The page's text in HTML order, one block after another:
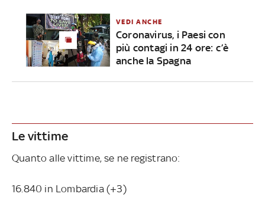
VEDI ANCHE
Coronavirus, i Paesi con
più contagi in 24 ore: c’è
anche la Spagna
Le vittime
Quanto alle vittime, se ne registrano:
16.840 in Lombardia (+3)